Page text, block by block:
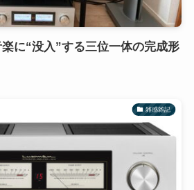
楽に“没入”する三位一体の完成形
雑感雑記